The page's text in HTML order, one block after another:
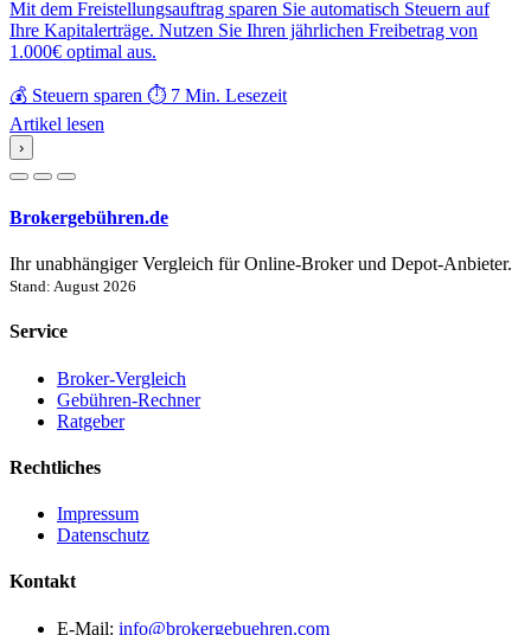
Mit dem Freistellungsauftrag sparen Sie automatisch Steuern auf
Ihre Kapitalerträge. Nutzen Sie Ihren jährlichen Freibetrag von
1.000€ optimal aus.
💰 Steuern sparen ⏱️ 7 Min. Lesezeit
Artikel lesen
›
Brokergebühren.de
Ihr unabhängiger Vergleich für Online-Broker und Depot-Anbieter.
Stand: August 2026
Service
Broker-Vergleich
Gebühren-Rechner
Ratgeber
Rechtliches
Impressum
Datenschutz
Kontakt
E-Mail: info@brokergebuehren.com